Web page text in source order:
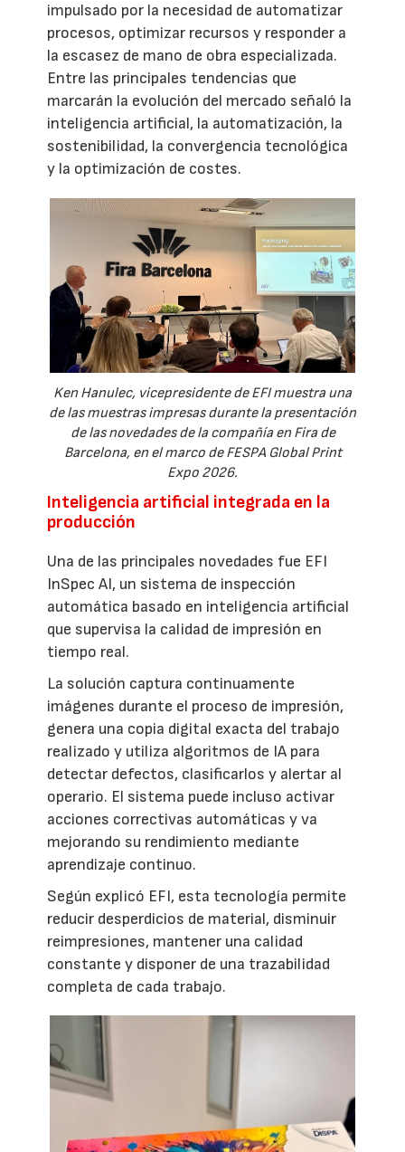
impulsado por la necesidad de automatizar
procesos, optimizar recursos y responder a
la escasez de mano de obra especializada.
Entre las principales tendencias que
marcarán la evolución del mercado señaló la
inteligencia artificial, la automatización, la
sostenibilidad, la convergencia tecnológica
y la optimización de costes.
Ken Hanulec, vicepresidente de EFI muestra una
de las muestras impresas durante la presentación
de las novedades de la compañía en Fira de
Barcelona, en el marco de FESPA Global Print
Expo 2026.
Inteligencia artificial integrada en la
producción
Una de las principales novedades fue EFI
InSpec AI, un sistema de inspección
automática basado en inteligencia artificial
que supervisa la calidad de impresión en
tiempo real.
La solución captura continuamente
imágenes durante el proceso de impresión,
genera una copia digital exacta del trabajo
realizado y utiliza algoritmos de IA para
detectar defectos, clasificarlos y alertar al
operario. El sistema puede incluso activar
acciones correctivas automáticas y va
mejorando su rendimiento mediante
aprendizaje continuo.
Según explicó EFI, esta tecnología permite
reducir desperdicios de material, disminuir
reimpresiones, mantener una calidad
constante y disponer de una trazabilidad
completa de cada trabajo.